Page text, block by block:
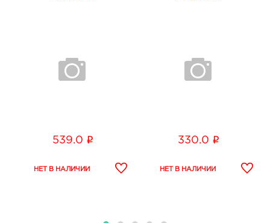
539.0 i 330.0 i